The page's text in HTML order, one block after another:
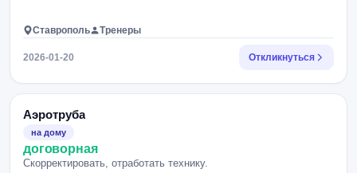
Ставрополь Тренеры
2026-01-20 Откликнуться
Аэротруба
на дому
договорная
Скорректировать, отработать технику.